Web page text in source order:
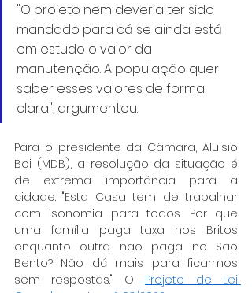
"O projeto nem deveria ter sido
mandado para cá se ainda está
em estudo o valor da
manutenção. A população quer
saber esses valores de forma
clara", argumentou.
Para o presidente da Câmara, Aluisio
Boi (MDB), a resolução da situação é
de extrema importância para a
cidade. "Esta Casa tem de trabalhar
com isonomia para todos. Por que
uma família paga taxa nos Britos
enquanto outra não paga no São
Bento? Não dá mais para ficarmos
sem respostas." O Projeto de Lei